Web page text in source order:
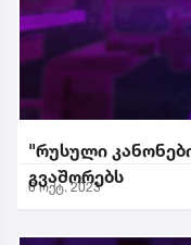
"რუსული
გვაშორებს
6 ოქტ. 2023